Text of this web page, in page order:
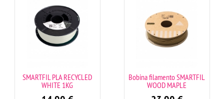
SMARTFIL PLA RECYCLED
WHITE 1KG
Bobina filamento SMARTFIL
WOOD MAPLE